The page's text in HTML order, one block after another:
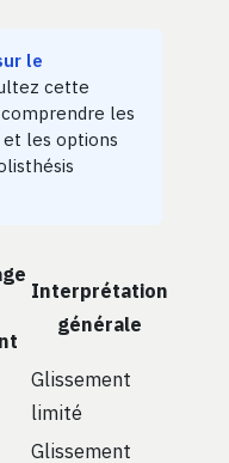
le
cette
les
les options
Interprétation
générale
Glissement
limité
Glissement